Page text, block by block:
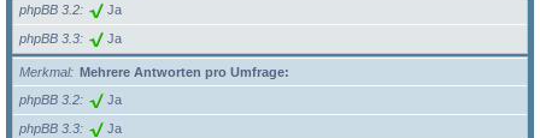
phpBB 3.2
Ja
phpBB 3.3 Ja
Merkmal
Mehrere Antworten pro Umfrage:
phpBB 3.2
Ja
phpBB 3.3 Ja